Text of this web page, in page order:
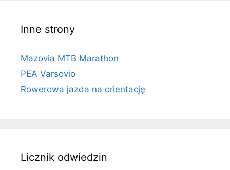
Inne strony
Mazovia MTB Marathon
PEA Varsovio
Rowerowa jazda na orientację
Licznik odwiedzin